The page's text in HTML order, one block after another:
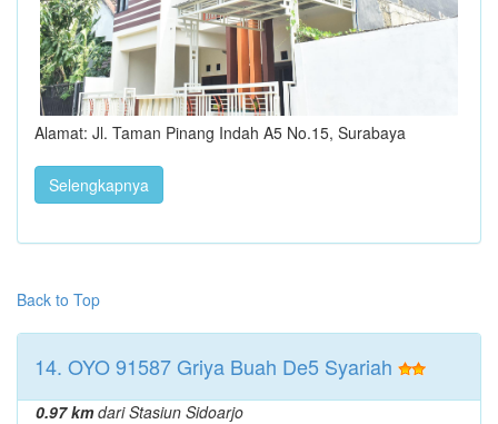
Alamat: Jl. Taman Pinang Indah A5 No.15, Surabaya
Selengkapnya
Back to Top
14. OYO 91587 Griya Buah De5 Syariah
0.97 kmdari Stasiun Sidoarjo